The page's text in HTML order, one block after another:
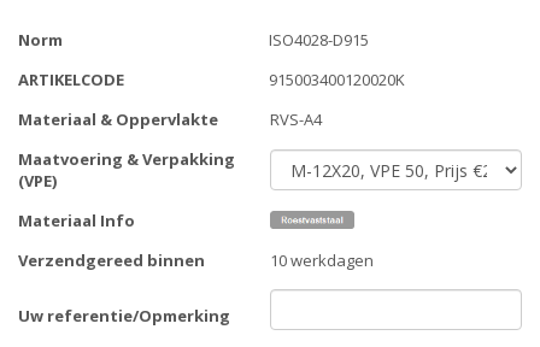
Norm
ISO4028-D915
ARTIKELCODE
915003400120020K
Materiaal & Oppervlakte
RVS-A4
Maatvoering & Verpakking
(VPE)
Materiaal Info
Verzendgereed binnen
10 werkdagen
Uw referentie/Opmerking